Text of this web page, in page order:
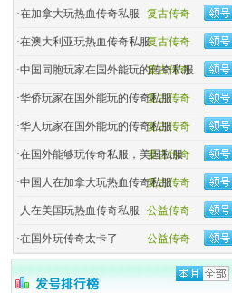
复古传奇
·在加拿大玩热血传奇私服
复古传奇
·在澳大利亚玩热血传奇私服
复古传奇
·中国同胞玩家在国外能玩的传奇私服
复古传奇
·华侨玩家在国外能玩的传奇私服
复古传奇
·华人玩家在国外能玩的传奇私服
复古传奇
·在国外能够玩传奇私服，美国私服
复古传奇
·中国人在加拿大玩热血传奇私服
公益传奇
· 人在美国玩热血传奇私服
公益传奇
·在国外玩传奇太卡了